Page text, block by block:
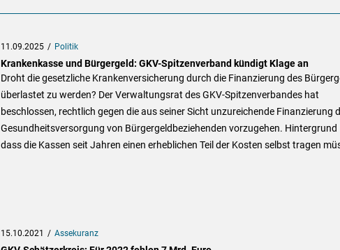
11.09.2025 Politik
Krankenkasse und Bürgergeld: GKV-Spitzenverband kündigt Klage an
Droht die gesetzliche Krankenversicherung durch die Finanzierung des
überlastet zu werden? Der Verwaltungsrat des GKV-Spitzenverbandes hat
beschlossen, rechtlich gegen die aus seiner Sicht unzureichende Finanzierung
Gesundheitsversorgung von Bürgergeldbeziehenden vorzugehen. Hintergrund
dass die Kassen seit Jahren einen erheblichen Teil der Kosten selbst tragen
15.10.2021 Assekuranz